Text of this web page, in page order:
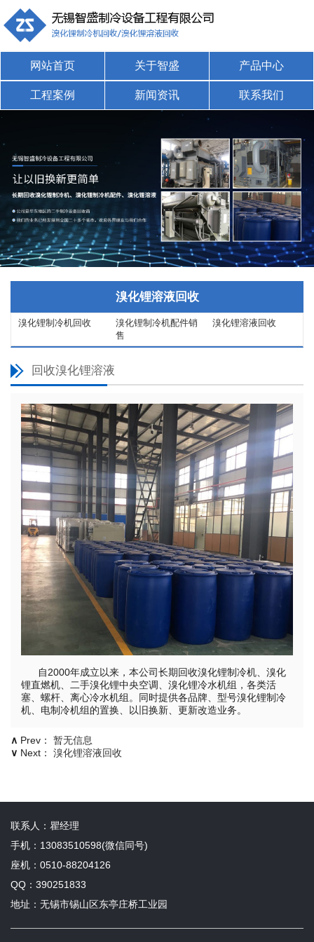
网站首页 关于智盛 产品中心
工程案例 新闻资讯 联系我们
溴化锂溶液回收
溴化锂制冷机回收
溴化锂制冷机配件销
售
溴化锂溶液回收
回收溴化锂溶液
自2000年成立以来，本公司长期回收溴化锂制冷机、溴化
锂直燃机、二手溴化锂中央空调、溴化锂冷水机组，各类活
塞、螺杆、离心冷水机组。同时提供各品牌、型号溴化锂制冷
机、电制冷机组的置换、以旧换新、更新改造业务。
∧ Prev： 暂无信息
∨ Next： 溴化锂溶液回收
联系人：瞿经理
手机：13083510598(微信同号)
座机：0510-88204126
QQ：390251833
地址：无锡市锡山区东亭庄桥工业园